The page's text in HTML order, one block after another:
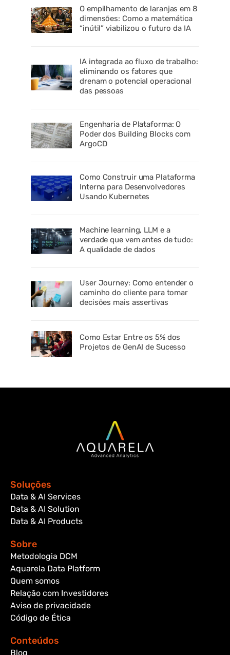
O empilhamento de laranjas em 8
dimensões: Como a matemática
“inútil” viabilizou o futuro da IA
IA integrada ao fluxo de trabalho:
eliminando os fatores que
drenam o potencial operacional
das pessoas
Engenharia de Plataforma: O
Poder dos Building Blocks com
ArgoCD
Como Construir uma Plataforma
Interna para Desenvolvedores
Usando Kubernetes
Machine learning, LLM e a
verdade que vem antes de tudo:
A qualidade de dados
User Journey: Como entender o
caminho do cliente para tomar
decisões mais assertivas
Como Estar Entre os 5% dos
Projetos de GenAI de Sucesso
Soluções
Data & AI Services
Data & AI Solution
Data & AI Products
Sobre
Metodologia DCM
Aquarela Data Platform
Quem somos
Relação com Investidores
Aviso de privacidade
Código de Ética
Conteúdos
Blog